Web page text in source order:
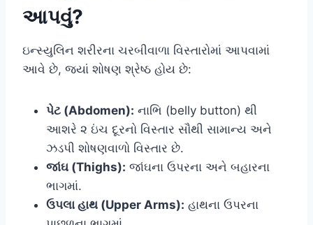
આપવું?
ઇન્સ્યુલિન શરીરના ચરબીવાળા વિસ્તારોમાં આપવામાં
આવે છે, જ્યાં શોષણ શ્રેષ્ઠ હોય છે:
પેટ (Abdomen): નાભિ (belly button) થી
આશરે ૨ ઇંચ દૂરનો વિસ્તાર સૌથી સામાન્ય અને
ઝડપી શોષણવાળો વિસ્તાર છે.
જાંઘ (Thighs): જાંઘના ઉપરના અને બહારના
ભાગમાં.
ઉપલા હાથ (Upper Arms): હાથના ઉપરના